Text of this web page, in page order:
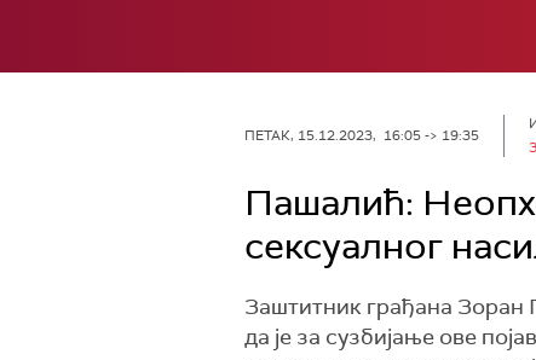
ПЕТАК, 15.12.2023, 16:05 -> 19:35
Пашалић:
сексуалног
Заштитник грађана Зоран
да је за сузбијање ове